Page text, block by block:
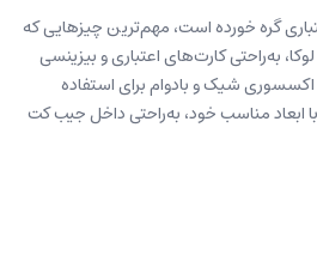
گره خورده است، مهم‌ترین چیزهایی که
به‌راحتی کارت‌های اعتباری و بیزینسی
شیک و بادوام برای استفاده
مناسب خود، به‌راحتی داخل جیب کت